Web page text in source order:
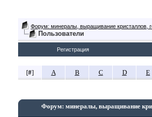
Форум: минералы, выращивание кристаллов,
Пользователи
Регистрация
[#] A B C D E
Форум: минералы, выращивание